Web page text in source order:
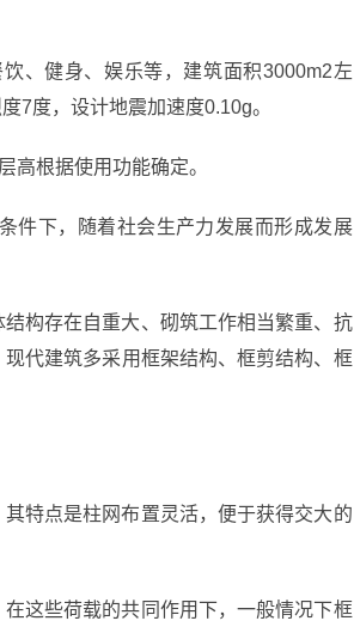
、健身、娱乐等，建筑面积3000m2左
7度，设计地震加速度0.10g。
高根据使用功能确定。
件下，随着社会生产力发展而形成发展
构存在自重大、砌筑工作相当繁重、抗
代建筑多采用框架结构、框剪结构、框
特点是柱网布置灵活，便于获得交大的
这些荷载的共同作用下，一般情况下框